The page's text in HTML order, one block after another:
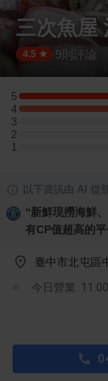
三次魚屋
4.5 9 則評論
5
5 星：1 則評論
4
4 星：2 則評論
3
3 星：0 則評論
2
2 星：0 則評論
1
1 星：0 則評論
以下資訊由 AI 從
“新鮮現撈海鮮
有CP值超高的平
臺中市北屯區
今日營業: